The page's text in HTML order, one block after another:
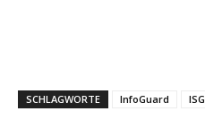
SCHLAGWORTE InfoGuard ISG